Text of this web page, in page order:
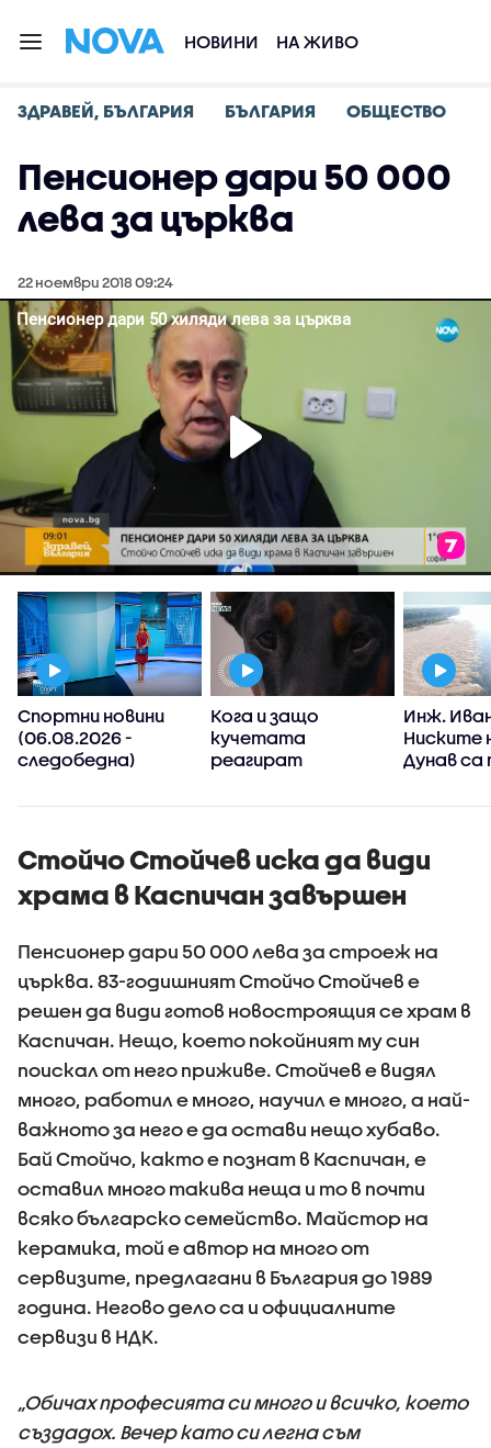
НОВИНИ НА ЖИВО
ЗДРАВЕЙ, БЪЛГАРИЯ БЪЛГАРИЯ ОБЩЕСТВО
Пенсионер дари 50 000
лева за църква
22 ноември 2018 09:24
Спортни новини
(06.08.2026 -
следобедна)
Кога и защо
кучетата
реагират
Инж.
Ниските
Дунав са
промени,
Стойчо Стойчев иска да види
храма в Каспичан завършен
Пенсионер дари 50 000 лева за строеж на
църква. 83-годишният Стойчо Стойчев е
решен да види готов новостроящия се храм в
Каспичан. Нещо, което покойният му син
поискал от него приживе. Стойчев е видял
много, работил е много, научил е много, а най-
важното за него е да остави нещо хубаво.
Бай Стойчо, както е познат в Каспичан, е
оставил много такива неща и то в почти
всяко българско семейство. Майстор на
керамика, той е автор на много от
сервизите, предлагани в България до 1989
година. Негово дело са и официалните
сервизи в НДК.
„Обичах професията си много и всичко, което
създадох. Вечер като си легна съм